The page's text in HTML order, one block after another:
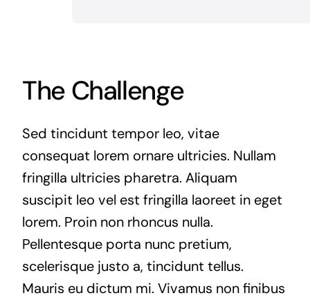
The Challenge
Sed tincidunt tempor leo, vitae
consequat lorem ornare ultricies. Nullam
fringilla ultricies pharetra. Aliquam
suscipit leo vel est fringilla laoreet in eget
lorem. Proin non rhoncus nulla.
Pellentesque porta nunc pretium,
scelerisque justo a, tincidunt tellus.
Mauris eu dictum mi. Vivamus non finibus